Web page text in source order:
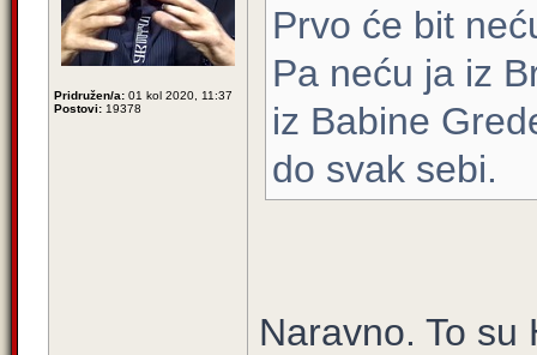
Pridružen/a: 01 kol 2020, 11:37
Postovi: 19378
Prvo će bit
Pa neću ja iz
iz Babine
do svak sebi.
Naravno. To su